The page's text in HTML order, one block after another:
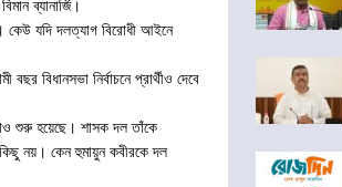
ব্যানার্জি।
কেউ যদি দলত্যাগ বিরোধী আইনে
বিধানসভা নির্বাচনে প্রার্থীও দেবে
শুরু হয়েছে। শাসক দল তাঁকে
নয়। কেন হুমায়ুন কবীরকে দল